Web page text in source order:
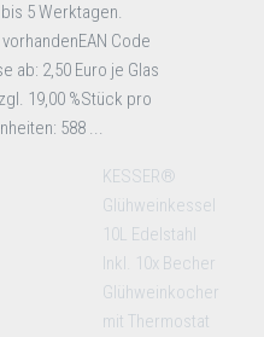
5 Werktagen.
Code
ab: 2,50 Euro je Glas
19,00 %Stück pro
588 ...
KESSER®
Glühweinkessel
10L Edelstahl
Inkl. 10x Becher
Glühweinkocher
mit Thermostat